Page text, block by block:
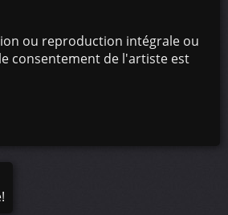
ou reproduction intégrale ou
consentement de l'artiste est